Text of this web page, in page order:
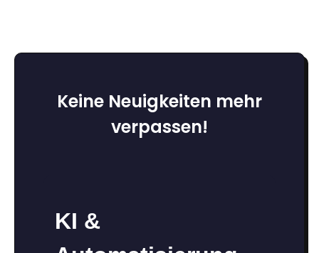
Keine Neuigkeiten mehr
verpassen!